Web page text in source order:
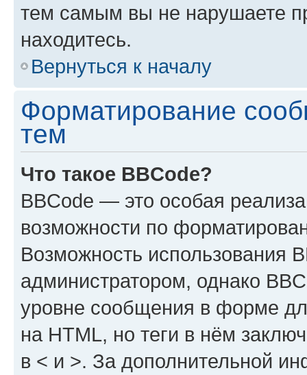
тем самым вы не нарушаете
находитесь.
Вернуться к началу
Форматирование
тем
Что такое BBCode?
BBCode — это особая
возможности по
Возможность использования
администратором, однако
уровне сообщения в форме
на HTML, но теги в нём
в < и >. За дополнительной